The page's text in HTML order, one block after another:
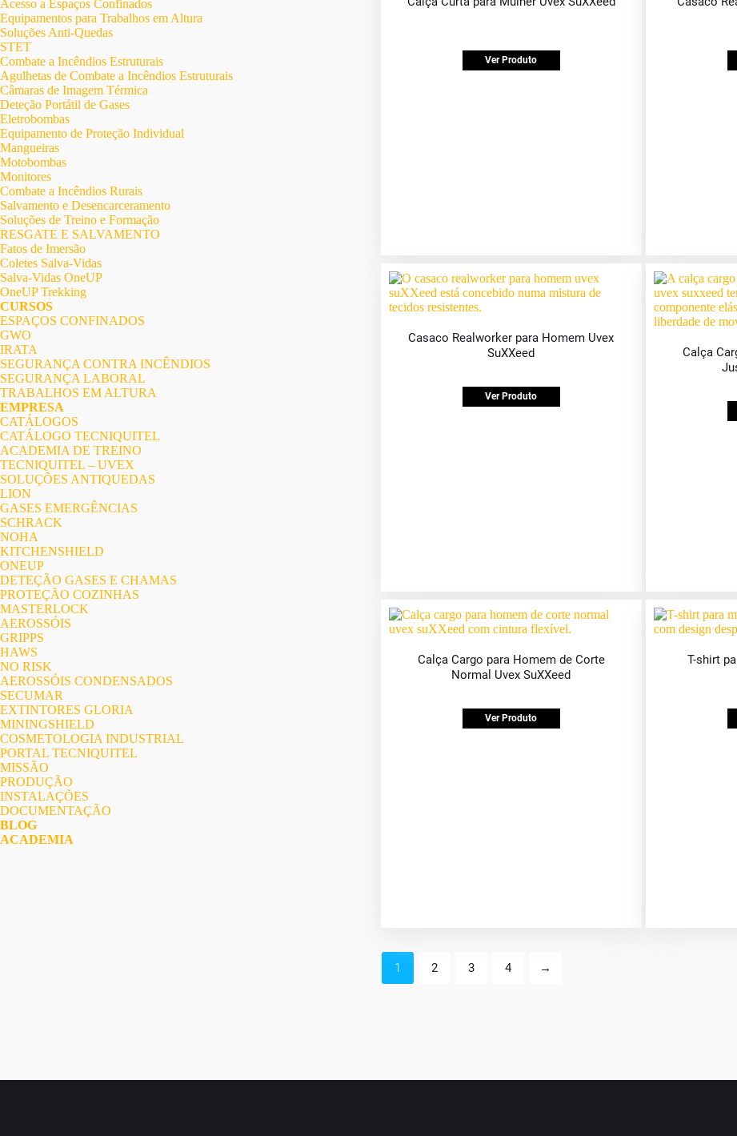
Acesso a Espaços Confinados
Equipamentos para Trabalhos em Altura
Soluções Anti-Quedas
STET
Combate a Incêndios Estruturais
Agulhetas de Combate a Incêndios Estruturais
Câmaras de Imagem Térmica
Deteção Portátil de Gases
Eletrobombas
Equipamento de Proteção Individual
Mangueiras
Motobombas
Monitores
Combate a Incêndios Rurais
Salvamento e Desencarceramento
Soluções de Treino e Formação
RESGATE E SALVAMENTO
Fatos de Imersão
Coletes Salva-Vidas
Salva-Vidas OneUP
OneUP Trekking
CURSOS
ESPAÇOS CONFINADOS
GWO
IRATA
SEGURANÇA CONTRA INCÊNDIOS
SEGURANÇA LABORAL
TRABALHOS EM ALTURA
EMPRESA
CATÁLOGOS
CATÁLOGO TECNIQUITEL
ACADEMIA DE TREINO
TECNIQUITEL – UVEX
SOLUÇÕES ANTIQUEDAS
LION
GASES EMERGÊNCIAS
SCHRACK
NOHA
KITCHENSHIELD
ONEUP
DETEÇÃO GASES E CHAMAS
PROTEÇÃO COZINHAS
MASTERLOCK
AEROSSÓIS
GRIPPS
HAWS
NO RISK
AEROSSÓIS CONDENSADOS
SECUMAR
EXTINTORES GLORIA
MININGSHIELD
COSMETOLOGIA INDUSTRIAL
PORTAL TECNIQUITEL
MISSÃO
PRODUÇÃO
INSTALAÇÕES
DOCUMENTAÇÃO
BLOG
ACADEMIA
Ver Produto
Casaco Realworker para Homem Uvex
SuXXeed
Ver Produto
Calça
Calça Cargo para Homem de Corte
Normal Uvex SuXXeed
Ver Produto
T-shirt
1 2 3 4 →